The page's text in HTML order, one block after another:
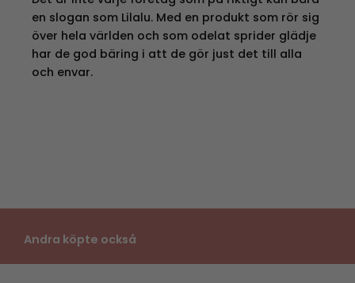
en slogan som Lilalu. Med en produkt som rör sig
över hela världen och som odelat sprider glädje
har de god bäring i att de gör just det till alla
och envar.
Andra köpte också